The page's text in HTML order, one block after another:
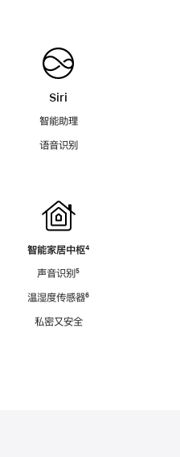
Siri
智能助理
语音识别
智能家居中枢脚
⁴
声音识别脚
⁵
温湿度传感器脚
⁶
私密又安全